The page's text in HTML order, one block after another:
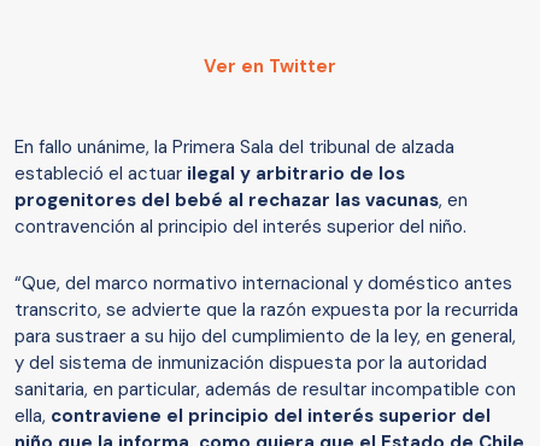
Ver en Twitter
En fallo unánime, la Primera Sala del tribunal de alzada
estableció el actuar ilegal y arbitrario de los
progenitores del bebé al rechazar las vacunas, en
contravención al principio del interés superior del niño.
“Que, del marco normativo internacional y doméstico antes
transcrito, se advierte que la razón expuesta por la recurrida
para sustraer a su hijo del cumplimiento de la ley, en general,
y del sistema de inmunización dispuesta por la autoridad
sanitaria, en particular, además de resultar incompatible con
ella, contraviene el principio del interés superior del